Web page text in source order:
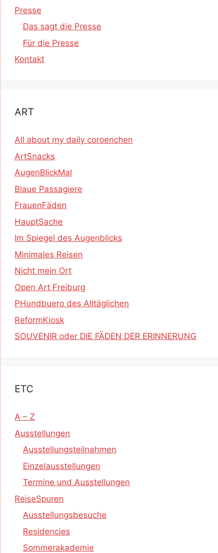
Presse
Das sagt die Presse
Für die Presse
Kontakt
ART
All about my daily coroenchen
ArtSnacks
AugenBlickMal
Blaue Passagiere
FrauenFäden
HauptSache
Im Spiegel des Augenblicks
Minimales Reisen
Nicht mein Ort
Open Art Freiburg
PHundbuero des Alltäglichen
ReformKiosk
SOUVENIR oder DIE FÄDEN DER ERINNERUNG
ETC
A – Z
Ausstellungen
Ausstellungsteilnahmen
Einzelausstellungen
Termine und Ausstellungen
ReiseSpuren
Ausstellungsbesuche
Residencies
Sommerakademie